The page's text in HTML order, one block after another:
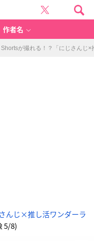
作者名
が撮れる！？「にじさんじ
んじ×推し活ワンダーラ
5/8)